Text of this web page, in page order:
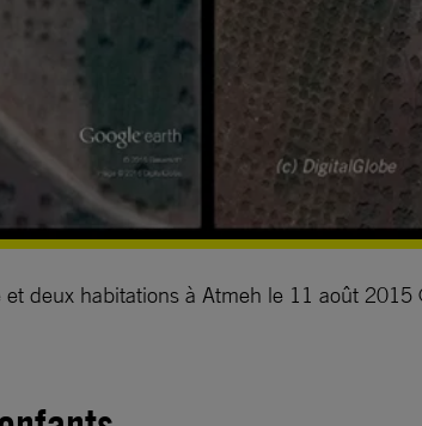
deux habitations à Atmeh le 11 août 2015